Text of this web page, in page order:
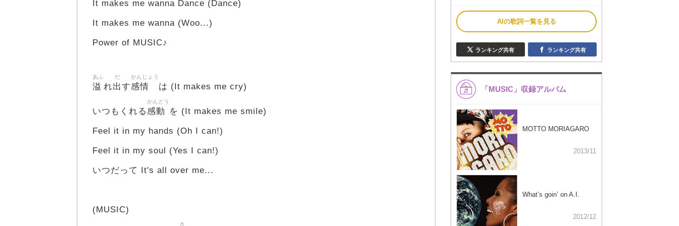
It makes me wanna Dance (Dance)
It makes me wanna (Woo...)
Power of MUSIC♪
溢
あふ
れ出
だ
す感情
かんじょう
は (It makes me cry)
いつもくれる 感動
かんどう
を (It makes me smile)
Feel it in my hands (Oh I can!)
Feel it in my soul (Yes I can!)
いつだって It's all over me...
(MUSIC)
き
AIの歌詞一覧を見る
ランキング共有 ランキング共有
「MUSIC」収録アルバム
MOTTO MORIAGARO
2013/11
What’s goin’ on A.I.
2012/12